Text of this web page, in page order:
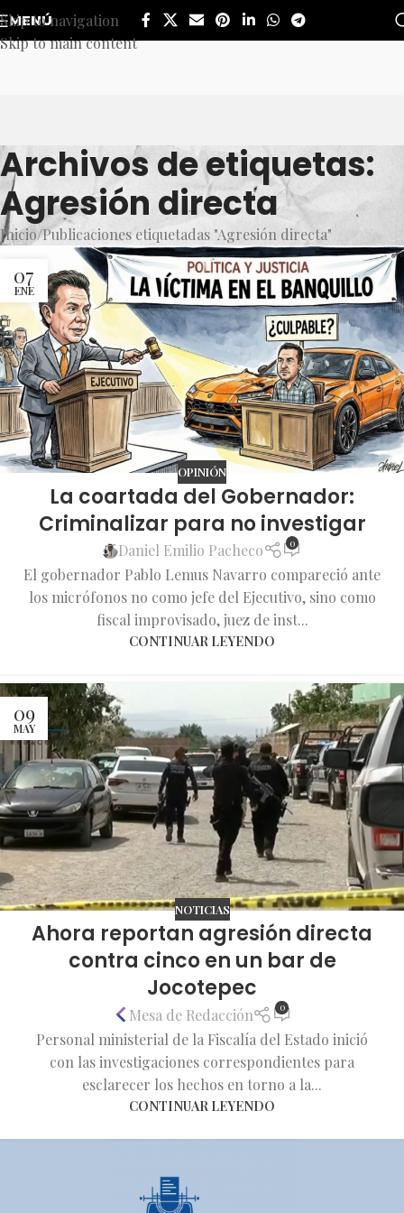
Skip to navigation
Skip to main content
MENÚ
Archivos de etiquetas:
Agresión directa
Inicio Publicaciones etiquetadas "Agresión directa"
07
ENE
OPINIÓN
La coartada del Gobernador:
Criminalizar para no investigar
Daniel Emilio Pacheco 0
El gobernador Pablo Lemus Navarro compareció ante
los micrófonos no como jefe del Ejecutivo, sino como
fiscal improvisado, juez de inst...
CONTINUAR LEYENDO
09
MAY
NOTICIAS
Ahora reportan agresión directa
contra cinco en un bar de
Jocotepec
Mesa de Redacción 0
Personal ministerial de la Fiscalía del Estado inició
con las investigaciones correspondientes para
esclarecer los hechos en torno a la...
CONTINUAR LEYENDO